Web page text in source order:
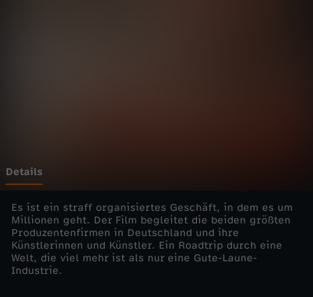
r
-
A
u
Details
Es ist ein straff organisiertes Geschäft, in dem es um
Millionen geht. Der Film begleitet die beiden größten
Produzentenfirmen in Deutschland und ihre
Künstlerinnen und Künstler. Ein Roadtrip durch eine
Welt, die viel mehr ist als nur eine Gute-Laune-
Industrie.